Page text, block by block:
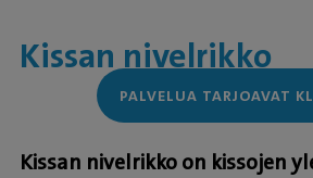
Kissan nivelrikko
PALVELUA TARJOAVAT
Kissan nivelrikko on kissojen